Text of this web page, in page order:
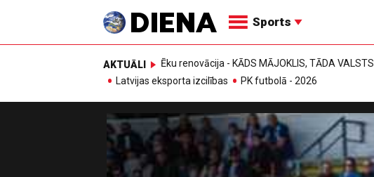
Sports
AKTUĀLI Ēku renovācija - KĀDS MĀJOKLIS, TĀDA VALSTS
Latvijas eksporta izcilības
PK futbolā - 2026